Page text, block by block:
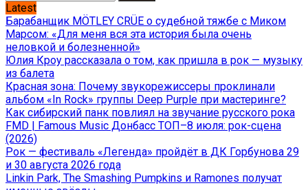
Latest
Барабанщик MÖTLEY CRÜE о судебной тяжбе с Миком
Марсом: «Для меня вся эта история была очень
неловкой и болезненной»
Юлия Кроу рассказала о том, как пришла в рок — музыку
из балета
Красная зона: Почему звукорежиссеры проклинали
альбом «In Rock» группы Deep Purple при мастеринге?
Как сибирский панк повлиял на звучание русского рока
FMD | Famous Music Донбасс ТОП–8 июля: рок-сцена
(2026)
Рок — фестиваль «Легенда» пройдёт в ДК Горбунова 29
и 30 августа 2026 года
Linkin Park, The Smashing Pumpkins и Ramones получат